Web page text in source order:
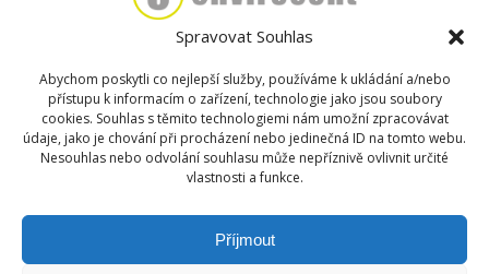
Spravovat Souhlas
Abychom poskytli co nejlepší služby, používáme k ukládání a/nebo
přístupu k informacím o zařízení, technologie jako jsou soubory
cookies. Souhlas s těmito technologiemi nám umožní zpracovávat
údaje, jako je chování při procházení nebo jedinečná ID na tomto webu.
Nesouhlas nebo odvolání souhlasu může nepříznivě ovlivnit určité
vlastnosti a funkce.
Příjmout
envirocont@envirocont.cz